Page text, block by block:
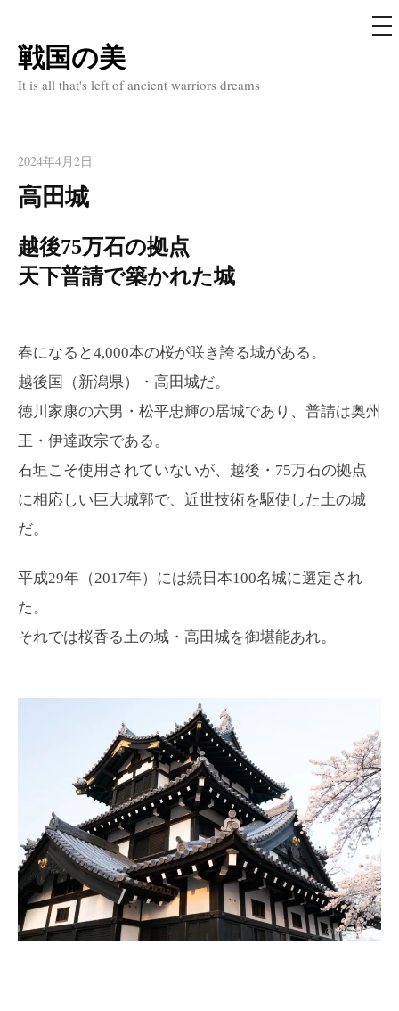
コ
ン
ツ
へ
ス
キ
ッ
プ
戦国の美
It is all that's left of ancient warriors dreams
メ
ニ
2024年4月2日
高田城
越後75万石の拠点
天下普請で築かれた城
春になると4,000本の桜が咲き誇る城がある。
越後国（新潟県）・高田城だ。
徳川家康の六男・松平忠輝の居城であり、普請は奥州
王・伊達政宗である。
石垣こそ使用されていないが、越後・75万石の拠点
に相応しい巨大城郭で、近世技術を駆使した土の城
だ。
平成29年（2017年）には続日本100名城に選定され
た。
それでは桜香る土の城・高田城を御堪能あれ。